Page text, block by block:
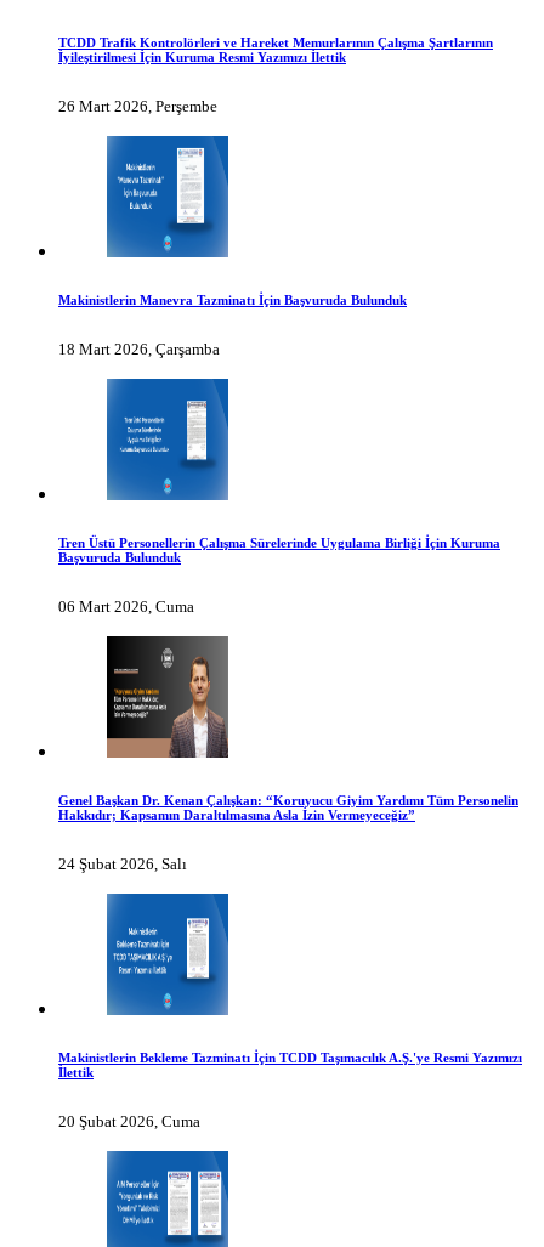
TCDD Trafik Kontrolörleri ve Hareket Memurlarının Çalışma Şartlarının
İyileştirilmesi İçin Kuruma Resmi Yazımızı İlettik
26 Mart 2026, Perşembe
Makinistlerin Manevra Tazminatı İçin Başvuruda Bulunduk
18 Mart 2026, Çarşamba
Tren Üstü Personellerin Çalışma Sürelerinde Uygulama Birliği İçin Kuruma
Başvuruda Bulunduk
06 Mart 2026, Cuma
Genel Başkan Dr. Kenan Çalışkan: “Koruyucu Giyim Yardımı Tüm Personelin
Hakkıdır; Kapsamın Daraltılmasına Asla İzin Vermeyeceğiz”
24 Şubat 2026, Salı
Makinistlerin Bekleme Tazminatı İçin TCDD Taşımacılık A.Ş.'ye Resmi Yazımızı
İlettik
20 Şubat 2026, Cuma